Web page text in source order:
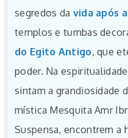
segredos da vida após
templos e tumbas
do Egito Antigo, que
poder. Na
sintam a grandiosidade
mística Mesquita Amr
Suspensa, encontrem a